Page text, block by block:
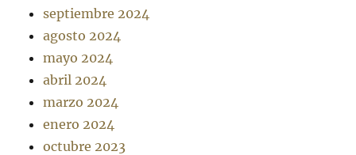
septiembre 2024
agosto 2024
mayo 2024
abril 2024
marzo 2024
enero 2024
octubre 2023